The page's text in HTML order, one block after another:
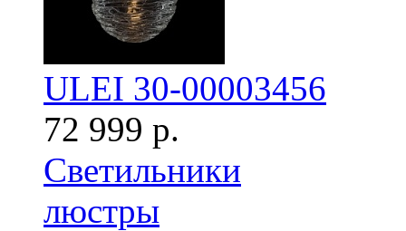
ULEI 30-00003456
72 999 р.
Светильники
люстры